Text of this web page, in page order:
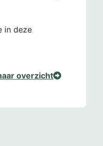
in deze
overzicht